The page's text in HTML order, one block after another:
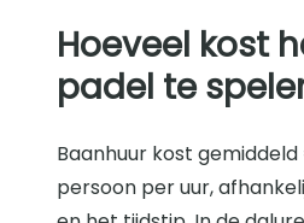
Hoeveel kost
padel te
Baanhuur kost
persoon per uur,